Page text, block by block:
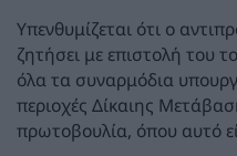
Υπενθυμίζεται ότι ο
ζητήσει με επιστολή του
όλα τα συναρμόδια
περιοχές Δίκαιης
πρωτοβουλία, όπου αυτό